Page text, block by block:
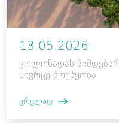
13.05.2026
კოლონადას
სივრცე მოეწყობა
ვრცლად